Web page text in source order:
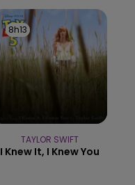
8h13
8h13
TAYLOR SWIFT
I Knew It, I Knew You